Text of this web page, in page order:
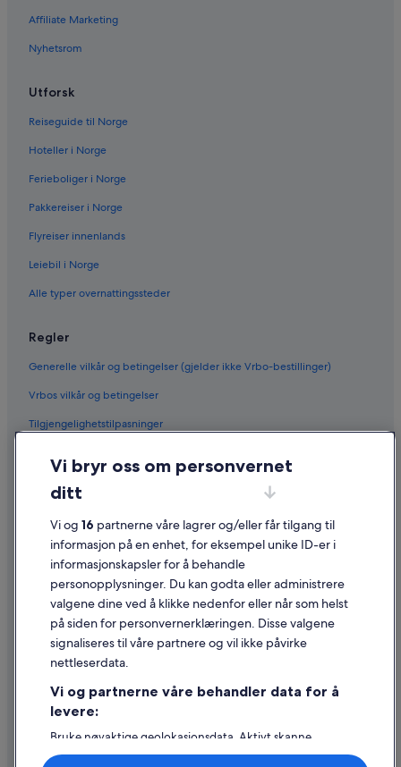
Affiliate Marketing
Nyhetsrom
Utforsk
Reiseguide til Norge
Hoteller i Norge
Ferieboliger i Norge
Pakkereiser i Norge
Flyreiser innenlands
Leiebil i Norge
Alle typer overnattingssteder
Regler
Generelle vilkår og betingelser (gjelder ikke Vrbo-bestillinger)
Vrbos vilkår og betingelser
Tilgjengelighetstilpasninger
Juridisk informasjon / kontakt oss
Retningslinjer for innhold og rapportering av innhold
Hjelp
Kontakt oss
Avbestille eller endre bestillingen
Refusjonsprosessen og tidsrammer for refusjon
Internasjonale reisedokumenter
Vi bryr oss om personvernet
ditt
Vi og 16 partnerne våre lagrer og/eller får tilgang til
informasjon på en enhet, for eksempel unike ID-er i
informasjonskapsler for å behandle
personopplysninger. Du kan godta eller administrere
valgene dine ved å klikke nedenfor eller når som helst
på siden for personvernerklæringen. Disse valgene
signaliseres til våre partnere og vil ikke påvirke
nettleserdata.
Vi og partnerne våre behandler data for å
levere:
Bruke nøyaktige geolokasjonsdata. Aktivt skanne
enhetsegenskaper for identifikasjon. Lagre og/eller få